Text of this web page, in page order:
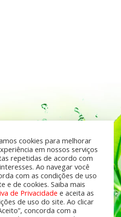
cookies para melhorar
em nossos serviços
repetidas de acordo com
Ao navegar você
com as condições de uso
e de cookies. Saiba mais
de Privacidade e aceita as
de uso do site. Ao clicar
concorda com a